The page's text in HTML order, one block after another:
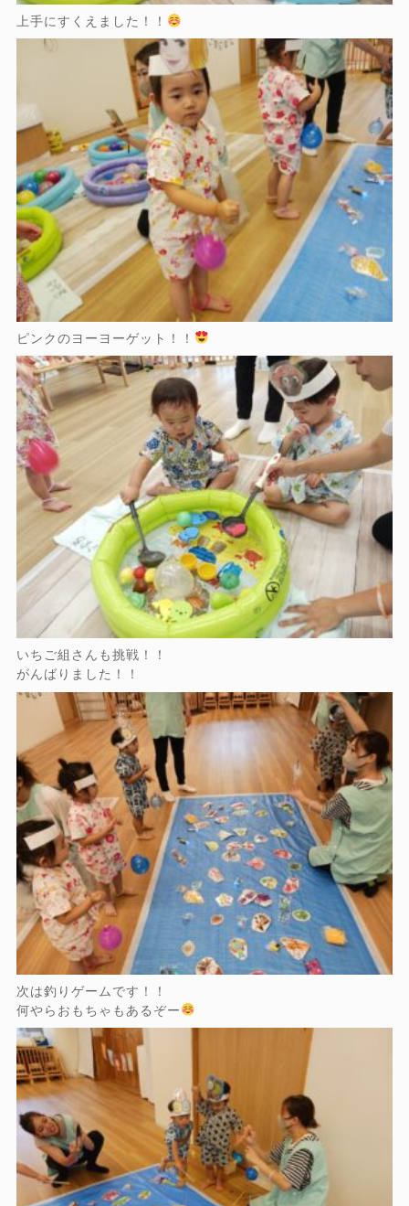
上手にすくえました！！
ピンクのヨーヨーゲット！！
いちご組さんも挑戦！！
がんばりました！！
次は釣りゲームです！！
何やらおもちゃもあるぞー